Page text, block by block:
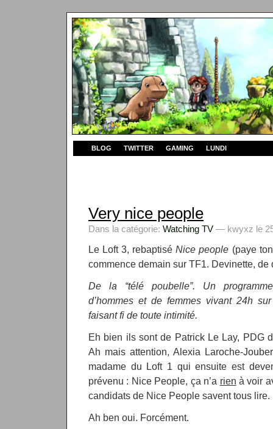
BLOG TWITTER GAMING LUNDI
Very nice people
Dans la catégorie: Watching TV — kwyxz le
Le Loft 3, rebaptiséNice people (paye
commence demain sur TF1. Devinette, de
De la “télé poubelle”. Un
d’hommes et de femmes vivant 24h
faisant fi de toute intimité.
Eh bien ils sont de Patrick Le Lay, PDG
Ah mais attention, Alexia Laroche-
madame du Loft 1 qui ensuite est
prévenu : Nice People, ça n’a rien à voir
candidats de Nice People savent tous lire.
Ah ben oui. Forcément.